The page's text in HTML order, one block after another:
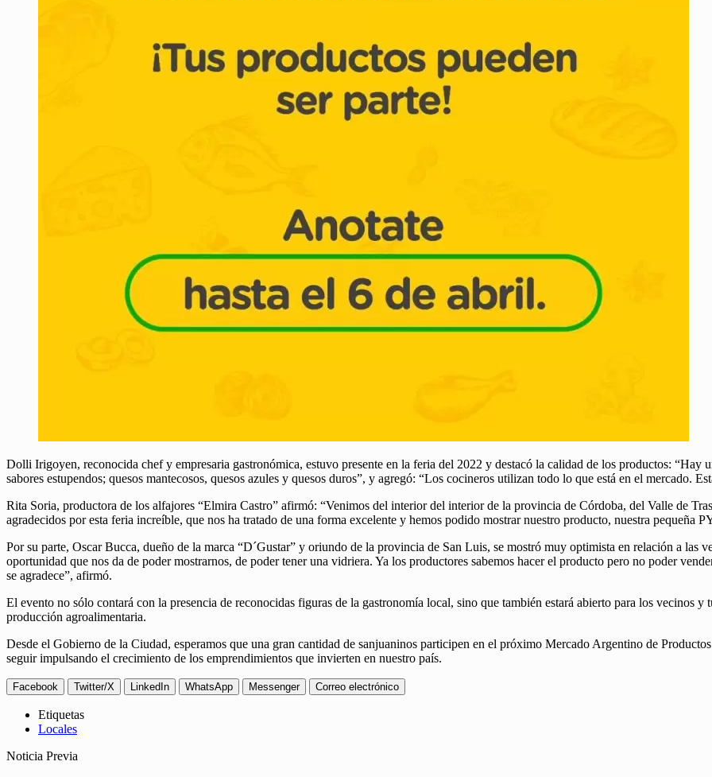
Dolli Irigoyen, reconocida chef y empresaria gastronómica, estuvo presente en la feria del 2022 y destacó la calidad de los productos: “Hay
sabores estupendos; quesos mantecosos, quesos azules y quesos duros”, y agregó: “Los cocineros utilizan todo lo que está en el mercado.
Rita Soria, productora de los alfajores “Elmira Castro” afirmó: “Venimos del interior del interior de la provincia de Córdoba, del Valle de
agradecidos por esta feria increíble, que nos ha tratado de una forma excelente y hemos podido mostrar nuestro producto, nuestra pequeña
Por su parte, Oscar Bucca, dueño de la marca “D´Gustar” y oriundo de la provincia de San Luis, se mostró muy optimista en relación a las
oportunidad que nos da de poder mostrarnos, de poder tener una vidriera. Ya los productores sabemos hacer el producto pero no poder
se agradece”, afirmó.
El evento no sólo contará con la presencia de reconocidas figuras de la gastronomía local, sino que también estará abierto para los vecinos
producción agroalimentaria.
Desde el Gobierno de la Ciudad, esperamos que una gran cantidad de sanjuaninos participen en el próximo Mercado Argentino de
seguir impulsando el crecimiento de los emprendimientos que invierten en nuestro país.
Facebook Twitter/X LinkedIn WhatsApp Messenger Correo electrónico
Etiquetas
Locales
Noticia Previa